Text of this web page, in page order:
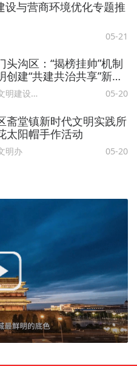
与营商环境优化专题推
05-21
头沟区：“揭榜挂帅”机制
创建“共建共治共享”新路
首都精神文明建设委员会办公室 05-20
斋堂镇新时代文明实践所
太阳帽手作活动
明办 05-20